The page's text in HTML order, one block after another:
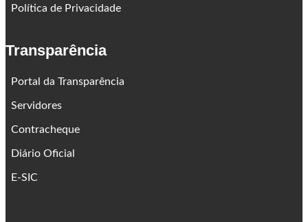
Política de Privacidade
Transparência
Portal da Transparência
Servidores
Contracheque
Diário Oficial
E-SIC